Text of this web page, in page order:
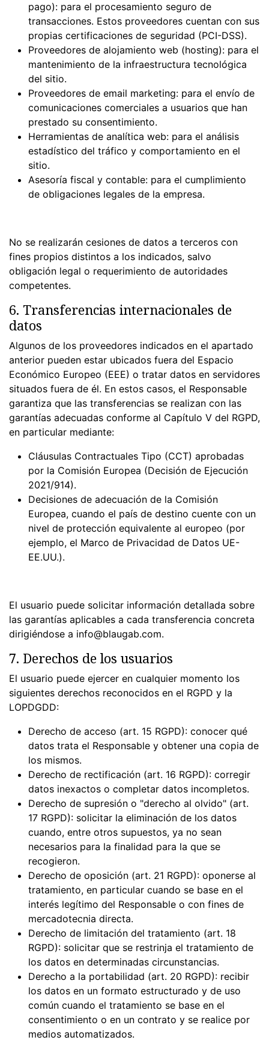
pago): para el procesamiento seguro de
transacciones. Estos proveedores cuentan con sus
propias certificaciones de seguridad (PCI-DSS).
Proveedores de alojamiento web (hosting): para el
mantenimiento de la infraestructura tecnológica
del sitio.
Proveedores de email marketing: para el envío de
comunicaciones comerciales a usuarios que han
prestado su consentimiento.
Herramientas de analítica web: para el análisis
estadístico del tráfico y comportamiento en el
sitio.
Asesoría fiscal y contable: para el cumplimiento
de obligaciones legales de la empresa.
No se realizarán cesiones de datos a terceros con
fines propios distintos a los indicados, salvo
obligación legal o requerimiento de autoridades
competentes.
6. Transferencias internacionales de
datos
Algunos de los proveedores indicados en el apartado
anterior pueden estar ubicados fuera del Espacio
Económico Europeo (EEE) o tratar datos en servidores
situados fuera de él. En estos casos, el Responsable
garantiza que las transferencias se realizan con las
garantías adecuadas conforme al Capítulo V del RGPD,
en particular mediante:
Cláusulas Contractuales Tipo (CCT) aprobadas
por la Comisión Europea (Decisión de Ejecución
2021/914).
Decisiones de adecuación de la Comisión
Europea, cuando el país de destino cuente con un
nivel de protección equivalente al europeo (por
ejemplo, el Marco de Privacidad de Datos UE-
EE.UU.).
El usuario puede solicitar información detallada sobre
las garantías aplicables a cada transferencia concreta
dirigiéndose a info@blaugab.com.
7. Derechos de los usuarios
El usuario puede ejercer en cualquier momento los
siguientes derechos reconocidos en el RGPD y la
LOPDGDD:
Derecho de acceso (art. 15 RGPD): conocer qué
datos trata el Responsable y obtener una copia de
los mismos.
Derecho de rectificación (art. 16 RGPD): corregir
datos inexactos o completar datos incompletos.
Derecho de supresión o "derecho al olvido" (art.
17 RGPD): solicitar la eliminación de los datos
cuando, entre otros supuestos, ya no sean
necesarios para la finalidad para la que se
recogieron.
Derecho de oposición (art. 21 RGPD): oponerse al
tratamiento, en particular cuando se base en el
interés legítimo del Responsable o con fines de
mercadotecnia directa.
Derecho de limitación del tratamiento (art. 18
RGPD): solicitar que se restrinja el tratamiento de
los datos en determinadas circunstancias.
Derecho a la portabilidad (art. 20 RGPD): recibir
los datos en un formato estructurado y de uso
común cuando el tratamiento se base en el
consentimiento o en un contrato y se realice por
medios automatizados.